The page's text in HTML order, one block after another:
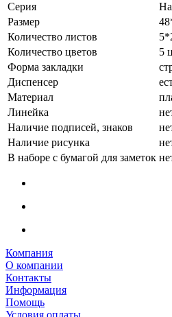
Серия
Размер
Количество листов
Количество цветов
5
Форма закладки
Диспенсер
Материал
Линейка
Наличие подписей, знаков
Наличие рисунка
В наборе с бумагой для заметок
Компания
О компании
Контакты
Информация
Помощь